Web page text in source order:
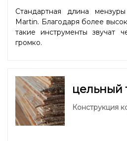
Стандартная длина
Martin. Благодаря более
такие инструменты звучат
громко.
цельный
Конструкция